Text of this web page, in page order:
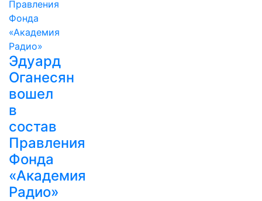
Эдуард
Оганесян
вошел
в
состав
Правления
Фонда
«Академия
Радио»